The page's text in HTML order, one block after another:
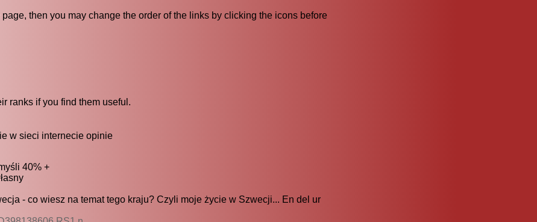
then you may change the order of the links by clicking the icons before
ranks if you find them useful.
w sieci internecie opinie
40% +
- co wiesz na temat tego kraju? Czyli moje życie w Szwecji... En del ur